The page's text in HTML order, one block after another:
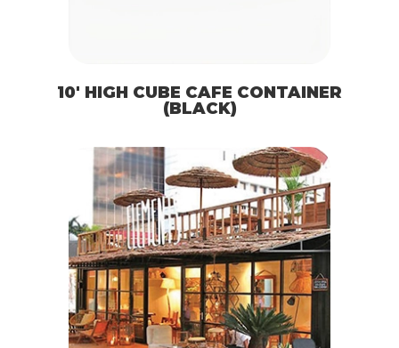
10′ HIGH CUBE CAFE CONTAINER
(BLACK)